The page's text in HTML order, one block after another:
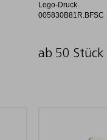
Logo-Druck.
005830B81R.BFSC
ab 50